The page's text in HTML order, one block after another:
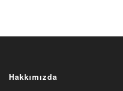
Hakkımızda